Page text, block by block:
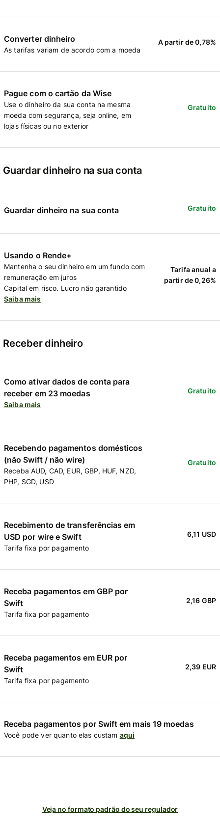
Converter dinheiro
As tarifas variam de acordo com a moeda
A partir de 0,78%
Pague com o cartão da Wise
Use o dinheiro da sua conta na mesma
moeda com segurança, seja online, em
lojas físicas ou no exterior
Gratuito
Guardar dinheiro na sua conta
Guardar dinheiro na sua conta Gratuito
Usando o Rende+
Mantenha o seu dinheiro em um fundo com
remuneração em juros
Capital em risco. Lucro não garantido
Saiba mais
Tarifa anual a
partir de 0,26%
Receber dinheiro
Como ativar dados de conta para
receber em 23 moedas
Saiba mais
Gratuito
Recebendo pagamentos domésticos
(não Swift / não wire)
Receba AUD, CAD, EUR, GBP, HUF, NZD,
PHP, SGD, USD
Gratuito
Recebimento de transferências em
USD por wire e Swift
Tarifa fixa por pagamento
6,11 USD
Receba pagamentos em GBP por
Swift
Tarifa fixa por pagamento
2,16 GBP
Receba pagamentos em EUR por
Swift
Tarifa fixa por pagamento
2,39 EUR
Receba pagamentos por Swift em mais 19 moedas
Você pode ver quanto elas custam aqui
Veja no formato padrão do seu regulador